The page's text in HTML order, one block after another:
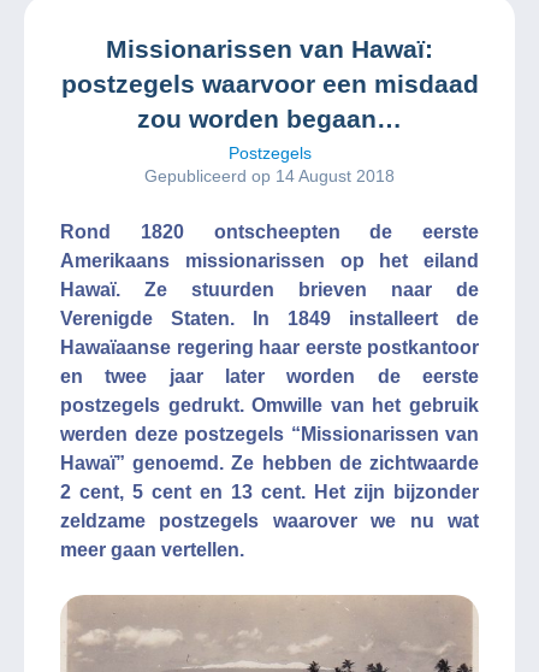
Missionarissen van Hawaï:
postzegels waarvoor een misdaad
zou worden begaan…
Postzegels
Gepubliceerd op 14 August 2018
Rond 1820 ontscheepten de eerste
Amerikaans missionarissen op het eiland
Hawaï. Ze stuurden brieven naar de
Verenigde Staten. In 1849 installeert de
Hawaïaanse regering haar eerste postkantoor
en twee jaar later worden de eerste
postzegels gedrukt. Omwille van het gebruik
werden deze postzegels “Missionarissen van
Hawaï” genoemd. Ze hebben de zichtwaarde
2 cent, 5 cent en 13 cent. Het zijn bijzonder
zeldzame postzegels waarover we nu wat
meer gaan vertellen.